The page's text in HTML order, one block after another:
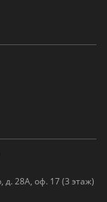
д. 28А, оф. 17 (3 этаж)